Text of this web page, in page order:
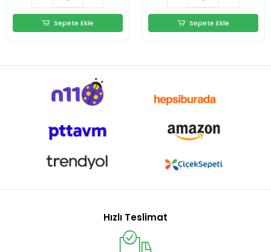
Sepete Ekle Sepete Ekle
Hızlı Teslimat